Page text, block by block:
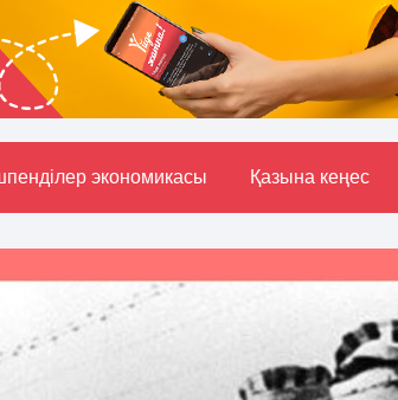
экономикасы Қазына кеңес